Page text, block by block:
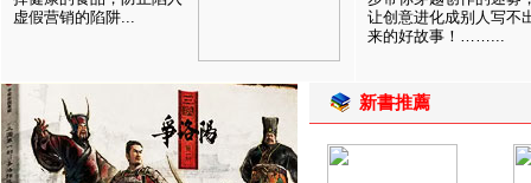
虚假营销的陷阱...
让创意进化成别人写不
来的好故事！……...
新書推薦